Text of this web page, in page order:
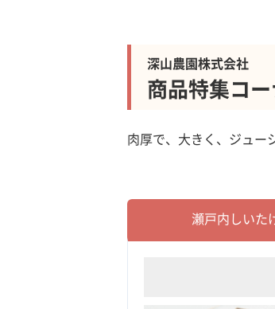
深山農園株式会社
商品特集コ
肉厚で、大きく、ジュー
瀬戸内しいた